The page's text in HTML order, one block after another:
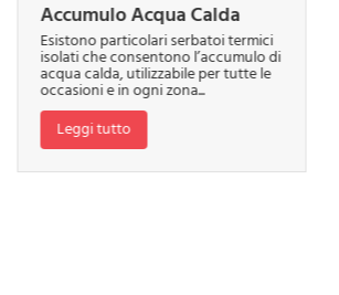
Accumulo Acqua Calda
Esistono particolari serbatoi termici
isolati che consentono l’accumulo di
acqua calda, utilizzabile per tutte le
occasioni e in ogni zona...
Leggi tutto